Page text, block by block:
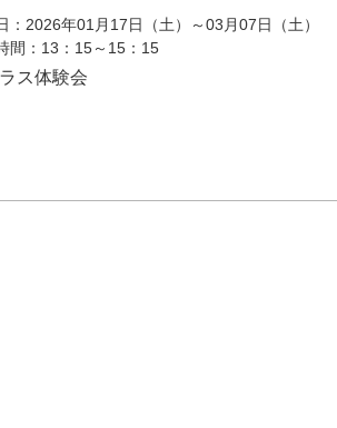
：2026年01月17日（土）～03月07日（土）
間：13：15～15：15
ス体験会